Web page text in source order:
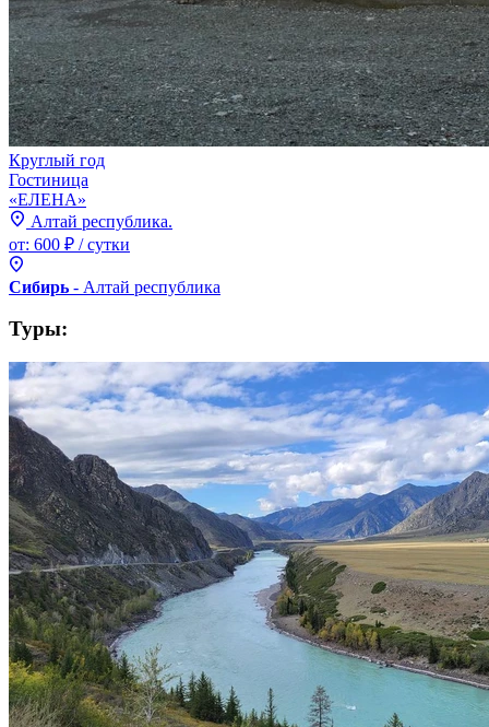
Круглый год
Гостиница
«ЕЛЕНА»
Алтай республика.
от: 600 ₽ / сутки
Сибирь - Алтай республика
Туры: